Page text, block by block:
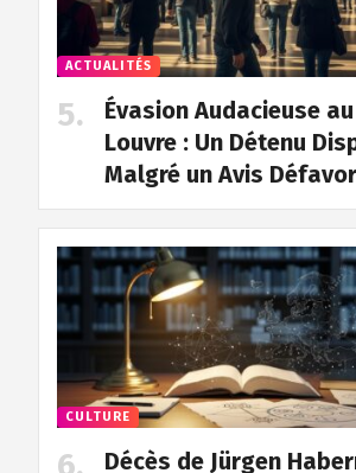
ACTUALITÉS
Évasion Audacieuse au
Louvre : Un Détenu
Malgré un Avis
CULTURE
Décès de Jürgen